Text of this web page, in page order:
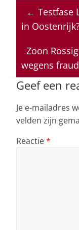
at
s
p
p
c
e
o
o
k
← Testfase
in
Zoon
wegens
Geef een
Je e-mailadres
velden zijn
Reactie*